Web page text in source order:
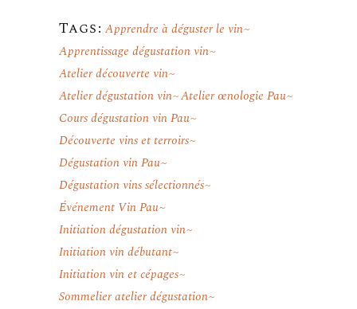
Tags: Apprendre à déguster le vin
Apprentissage dégustation vin
Atelier découverte vin
Atelier dégustation vin Atelier œnologie Pau
Cours dégustation vin Pau
Découverte vins et terroirs
Dégustation vin Pau
Dégustation vins sélectionnés
Événement Vin Pau
Initiation dégustation vin
Initiation vin débutant
Initiation vin et cépages
Sommelier atelier dégustation